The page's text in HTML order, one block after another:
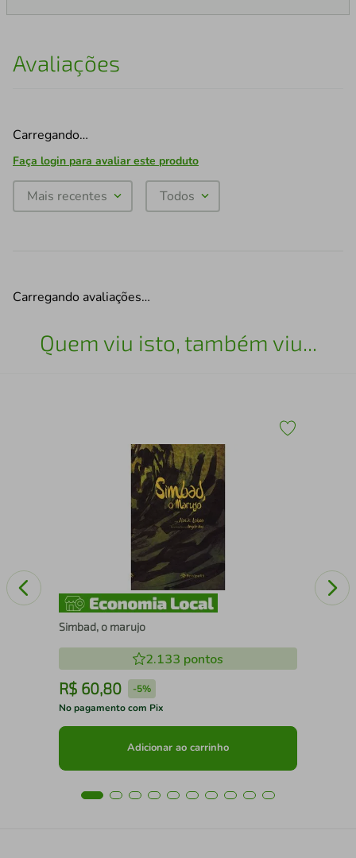
Avaliações
Carregando…
Faça login para avaliar este produto
Mais recentes Todos
Carregando avaliações…
Quem viu isto, também viu...
Simbad, o marujo
2.133 pontos
R$ 60,80 -5%
No pagamento com Pix
Adicionar ao carrinho